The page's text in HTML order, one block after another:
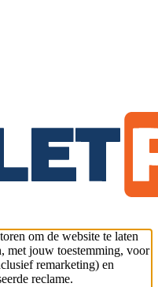
om de website te laten
met jouw toestemming, voor
remarketing) en
reclame.